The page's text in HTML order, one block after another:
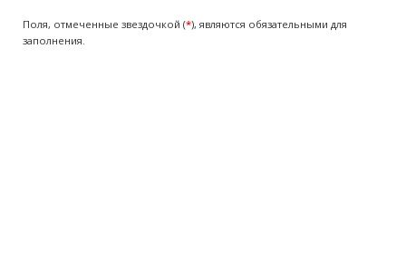
Поля, отмеченные звездочкой (*), являются обязательными для
заполнения.